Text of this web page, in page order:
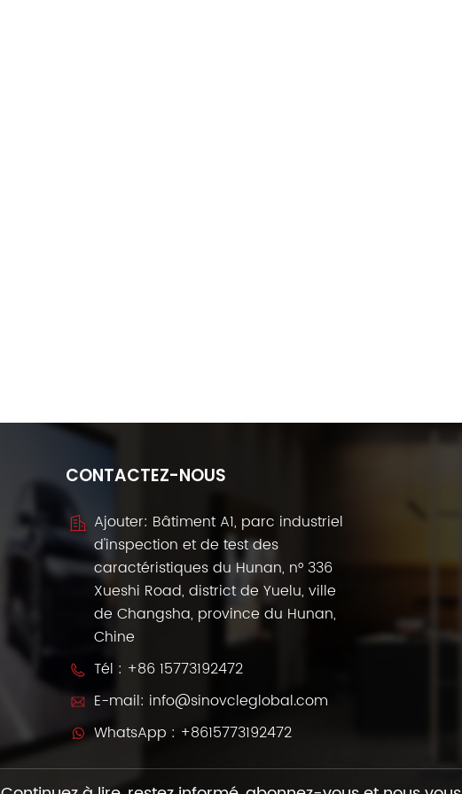
CONTACTEZ-NOUS
Ajouter: Bâtiment A1, parc industriel
d'inspection et de test des
caractéristiques du Hunan, n° 336
Xueshi Road, district de Yuelu, ville
de Changsha, province du Hunan,
Chine
Tél : +86 15773192472
E-mail: info@sinovcleglobal.com
WhatsApp : +8615773192472